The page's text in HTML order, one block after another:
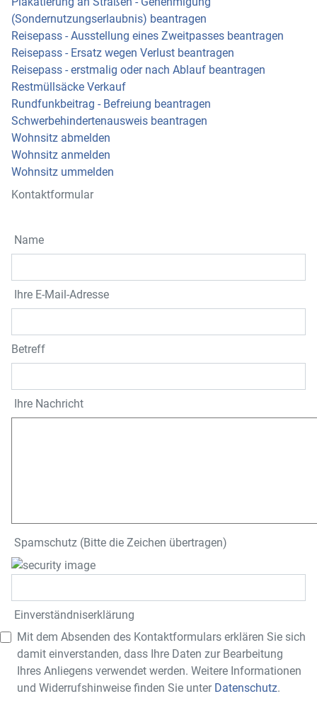
(Sondernutzungserlaubnis) beantragen
Reisepass - Ausstellung eines Zweitpasses beantragen
Reisepass - Ersatz wegen Verlust beantragen
Reisepass - erstmalig oder nach Ablauf beantragen
Restmüllsäcke Verkauf
Rundfunkbeitrag - Befreiung beantragen
Schwerbehindertenausweis beantragen
Wohnsitz abmelden
Wohnsitz anmelden
Wohnsitz ummelden
Kontaktformular
Name
Ihre E-Mail-Adresse
Betreff
Ihre Nachricht
Spamschutz (Bitte die Zeichen übertragen)
Einverständnis­erklärung
Mit dem Absenden des Kontaktformulars erklären Sie sich
damit einverstanden, dass Ihre Daten zur Bearbeitung
Ihres Anliegens verwendet werden. Weitere Informationen
und Widerrufshinweise finden Sie unter Datenschutz.